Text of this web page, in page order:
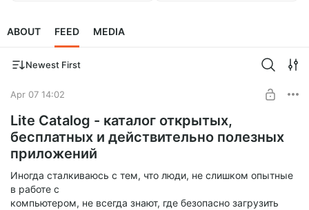
ABOUT FEED MEDIA
Newest First
Apr 07 14:02
Lite Catalog - каталог открытых,
бесплатных и действительно полезных
приложений
Иногда сталкиваюсь с тем, что люди, не слишком опытные
в работе с
компьютером, не всегда знают, где безопасно загрузить